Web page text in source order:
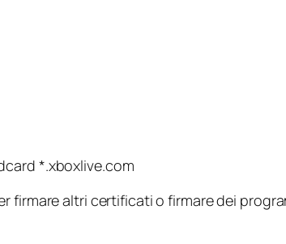
*.xboxlive.com
firmare altri certificati o firmare dei